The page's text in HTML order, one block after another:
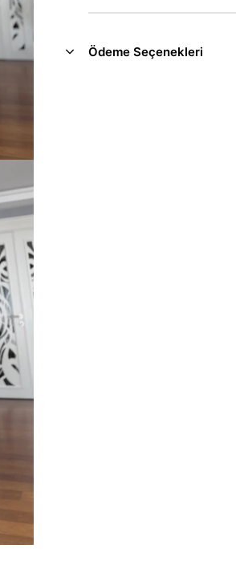
Ödeme Seçenekleri